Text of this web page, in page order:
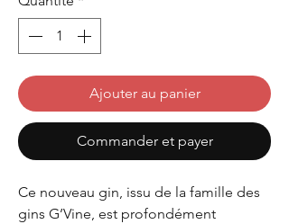
Ajouter au panier
Commander et payer
Ce nouveau gin, issu de la famille des
gins G’Vine, est profondément